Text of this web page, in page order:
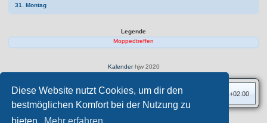
Diese Website nutzt Cookies, um dir den
bestmöglichen Komfort bei der Nutzung zu
31. Montag
Legende
Moppedtreffen
Kalenderhjw 2020
Foren-Übersicht Alle Zeiten sind UTC+02:00